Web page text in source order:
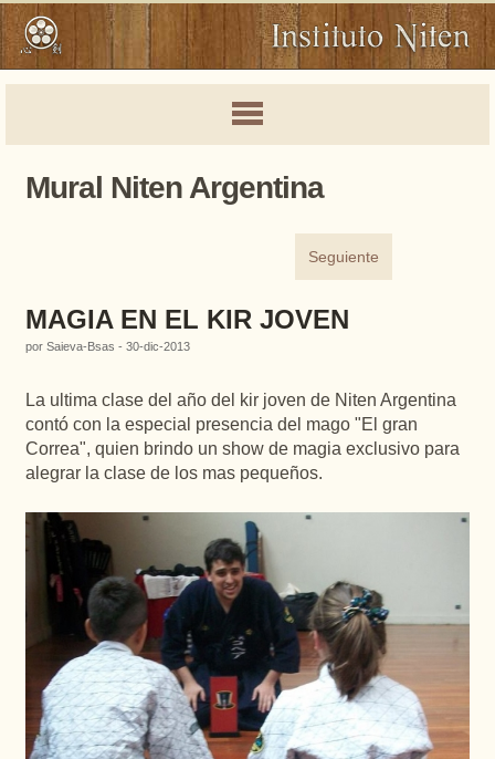
Mural Niten Argentina
Seguiente
MAGIA EN EL KIR JOVEN
por Saieva-Bsas - 30-dic-2013
La ultima clase del año del kir joven de Niten Argentina
contó con la especial presencia del mago "El gran
Correa", quien brindo un show de magia exclusivo para
alegrar la clase de los mas pequeños.